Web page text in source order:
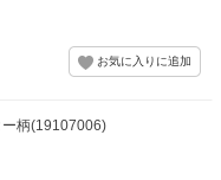
ー柄(19107006)